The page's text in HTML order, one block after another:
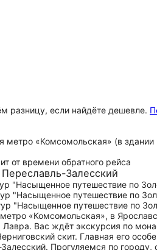
разницу, если найдёте дешевле.
метро «Комсомольская» (в
от времени обратного рейса
Залесский
«Комсомольская», в
Лавра. Вас ждёт экскурсия по
скит. Главная его
Прогуляемся по